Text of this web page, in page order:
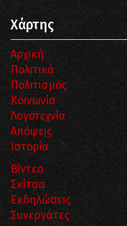
Χάρτης
Αρχική
Πολιτικά
Πολιτισμός
Κοινωνία
Λογοτεχνία
Απόψεις
Ιστορία
Βίντεο
Σκίτσα
Εκδηλώσεις
Συνεργάτες